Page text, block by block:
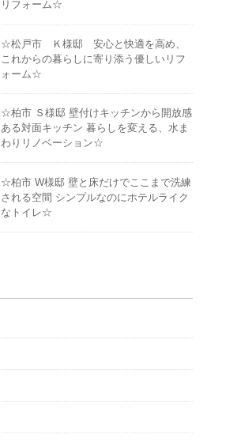
リフォーム☆
☆松戸市 Ｋ様邸 安心と快適を高め、
これからの暮らしに寄り添う優しいリフ
ォーム☆
☆柏市 Ｓ様邸 壁付けキッチンから開放感
ある対面キッチン 暮らしを変える、水ま
わりリノベーション☆
☆柏市 W様邸 壁と床だけでここまで洗練
される空間 シンプルなのにホテルライク
なトイレ☆